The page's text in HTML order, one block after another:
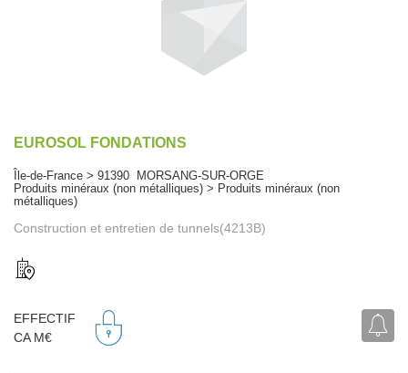
EUROSOL FONDATIONS
Île-de-France > 91390 MORSANG-SUR-ORGE
Produits minéraux (non métalliques) > Produits minéraux (non
métalliques)
Construction et entretien de tunnels(4213B)
EFFECTIF
CA M€